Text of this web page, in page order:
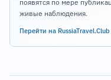
появятся по мере
живые наблюдения.
Перейти на